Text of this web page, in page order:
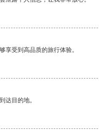
享受到高品质的旅行体验。
达目的地。